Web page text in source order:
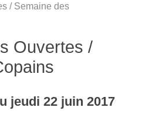
/ Semaine des
Ouvertes /
jeudi 22 juin 2017